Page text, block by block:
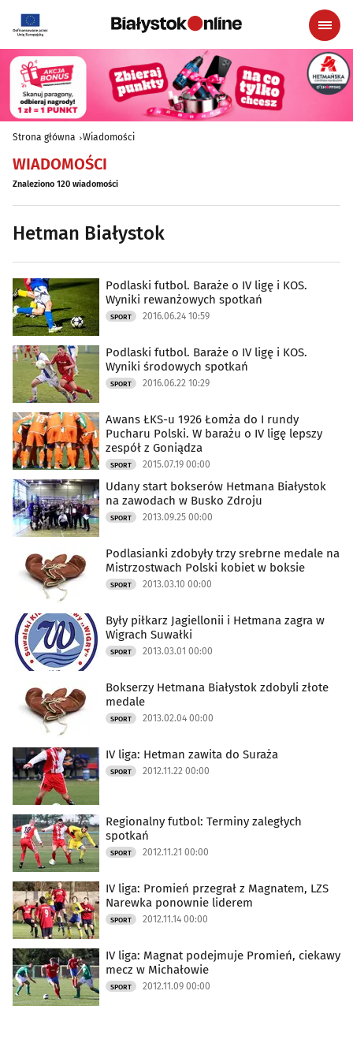
Strona główna Wiadomości
WIADOMOŚCI
Znaleziono 120 wiadomości
Hetman Białystok
Podlaski futbol. Baraże o IV ligę i KOS.
Wyniki rewanżowych spotkań
SPORT 2016.06.24 10:59
Podlaski futbol. Baraże o IV ligę i KOS.
Wyniki środowych spotkań
SPORT 2016.06.22 10:29
Awans ŁKS-u 1926 Łomża do I rundy
Pucharu Polski. W barażu o IV ligę lepszy
zespół z Goniądza
SPORT 2015.07.19 00:00
Udany start bokserów Hetmana Białystok
na zawodach w Busko Zdroju
SPORT 2013.09.25 00:00
Podlasianki zdobyły trzy srebrne medale na
Mistrzostwach Polski kobiet w boksie
SPORT 2013.03.10 00:00
Były piłkarz Jagiellonii i Hetmana zagra w
Wigrach Suwałki
SPORT 2013.03.01 00:00
Bokserzy Hetmana Białystok zdobyli złote
medale
SPORT 2013.02.04 00:00
IV liga: Hetman zawita do Suraża
SPORT 2012.11.22 00:00
Regionalny futbol: Terminy zaległych
spotkań
SPORT 2012.11.21 00:00
IV liga: Promień przegrał z Magnatem, LZS
Narewka ponownie liderem
SPORT 2012.11.14 00:00
IV liga: Magnat podejmuje Promień, ciekawy
mecz w Michałowie
SPORT 2012.11.09 00:00